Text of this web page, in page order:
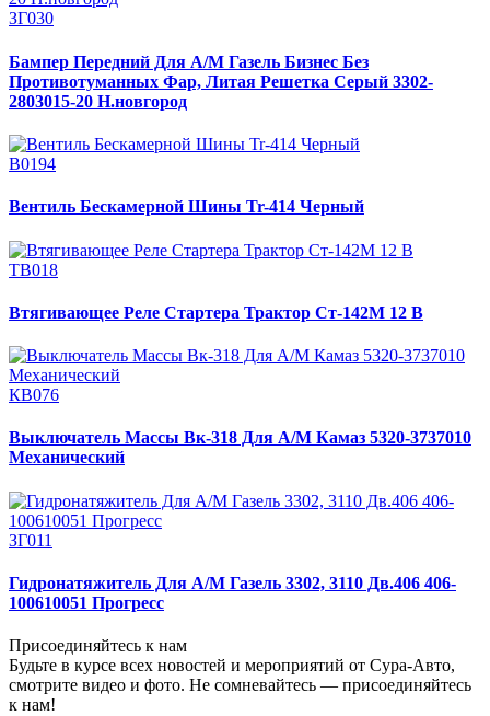
ЗГ030
Бампер Передний Для А/М Газель Бизнес Без
Противотуманных Фар, Литая Решетка Серый 3302-
2803015-20 Н.новгород
В0194
Вентиль Бескамерной Шины Tr-414 Черный
ТВ018
Втягивающее Реле Стартера Трактор Ст-142М 12 В
КВ076
Выключатель Массы Вк-318 Для А/М Камаз 5320-3737010
Механический
ЗГ011
Гидронатяжитель Для А/М Газель 3302, 3110 Дв.406 406-
100610051 Прогресс
Присоединяйтесь к нам
Будьте в курсе всех новостей и мероприятий от Сура-Авто,
смотрите видео и фото. Не сомневайтесь — присоединяйтесь
к нам!